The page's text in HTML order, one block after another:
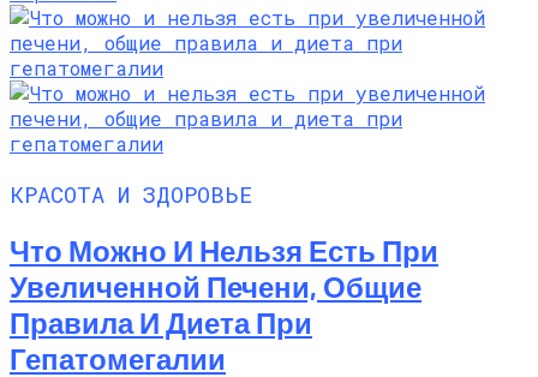
КРАСОТА И ЗДОРОВЬЕ
Что Можно И Нельзя Есть При
Увеличенной Печени, Общие
Правила И Диета При
Гепатомегалии